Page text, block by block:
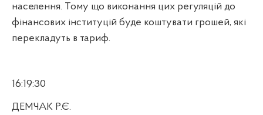
населення. Тому що виконання цих регуляцій до
фінансових інституцій буде коштувати грошей, які
перекладуть в тариф.
16:19:30
ДЕМЧАК Р.Є.